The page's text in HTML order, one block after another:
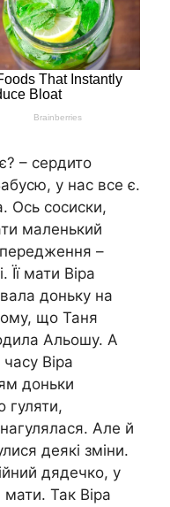
– сердито
у нас все є.
Ось сосиски,
маленький
–
Її мати Віра
доньку на
що Таня
Альошу. А
Віра
доньки
гуляти,
Але й
деякі зміни.
дядечко, у
Так Віра